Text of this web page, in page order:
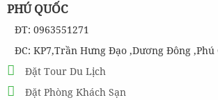
PHÚ QUỐC
ĐT: 0963551271
ĐC: KP7,Trần Hưng Đạo ,Dương Đông ,Phú
Đặt Tour Du Lịch
Đặt Phòng Khách Sạn